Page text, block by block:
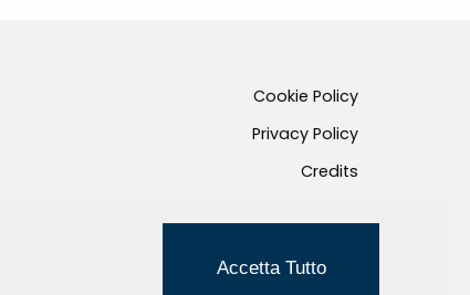
Cookie Policy
Privacy Policy
Credits
Accetta Tutto